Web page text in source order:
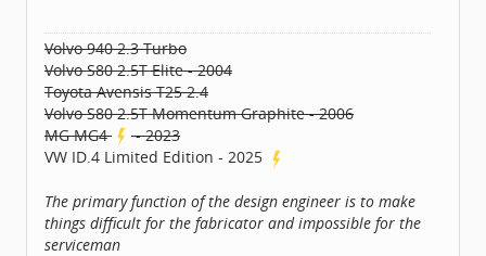
Volvo 940 2.3 Turbo
Volvo S80 2.5T Elite - 2004
Toyota Avensis T25 2.4
Volvo S80 2.5T Momentum Graphite - 2006
MG MG4
- 2023
VW ID.4 Limited Edition - 2025
The primary function of the design engineer is to make
things difficult for the fabricator and impossible for the
serviceman